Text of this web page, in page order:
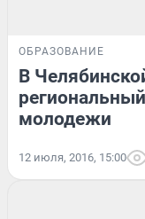
ОБРАЗОВАНИЕ
В
молодежи
12 июля, 2016, 15:00